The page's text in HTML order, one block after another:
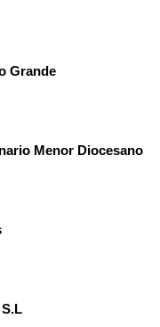
Grande
Menor Diocesano